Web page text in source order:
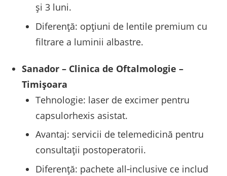
şi 3 luni.
Diferenţă: opţiuni de lentile premium cu
filtrare a luminii albastre.
Sanador – Clinica de Oftalmologie –
Timişoara
Tehnologie: laser de excimer pentru
capsulorhexis asistat.
Avantaj: servicii de telemedicină pentru
consultaţii postoperatorii.
Diferenţă: pachete all‑inclusive ce includ